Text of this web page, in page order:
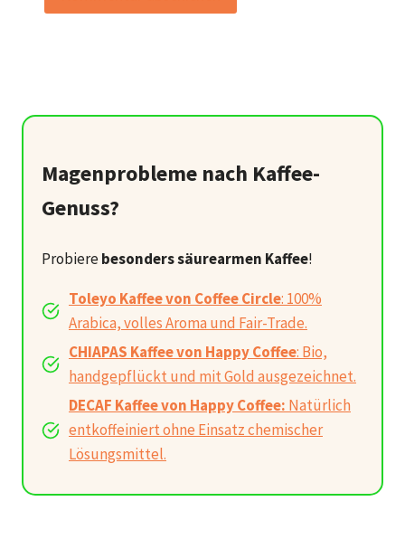
Magenprobleme nach Kaffee-
Genuss?
Probierebesonders säurearmen Kaffee!
Toleyo Kaffee von Coffee Circle: 100%
Arabica, volles Aroma und Fair-Trade.
CHIAPAS Kaffee von Happy Coffee: Bio,
handgepflückt und mit Gold ausgezeichnet.
DECAF Kaffee von Happy Coffee: Natürlich
entkoffeiniert ohne Einsatz chemischer
Lösungsmittel.